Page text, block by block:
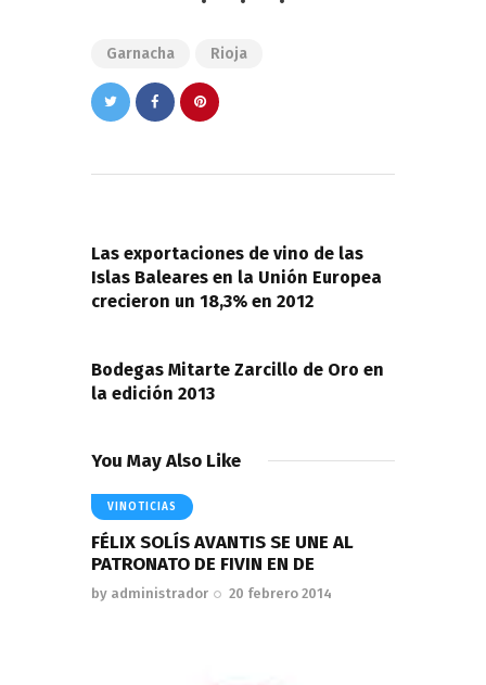
Garnacha Rioja
entradas
Las exportaciones de vino de las
Islas Baleares en la Unión Europea
crecieron un 18,3% en 2012
Bodegas Mitarte Zarcillo de Oro en
la edición 2013
You May Also Like
VINOTICIAS
FÉLIX SOLÍS AVANTIS SE UNE AL
PATRONATO DE FIVIN EN DE
by administrador 20 febrero 2014